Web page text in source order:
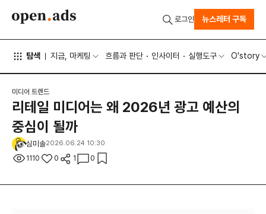
탐색 지금, 마케팅 흐름과 판단 인사이터 실행도구 O'story
로그인 뉴스레터 구독
미디어 트렌드
리테일 미디어는 왜 2026년 광고 예산의
중심이 될까
심미솔2026.06.24 10:30
1110 0 1 0